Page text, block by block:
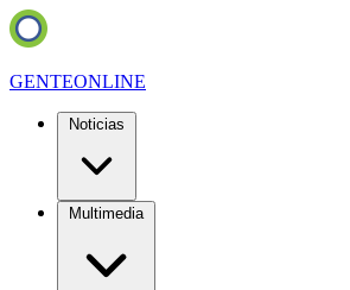
GENTEONLINE
Noticias
Multimedia